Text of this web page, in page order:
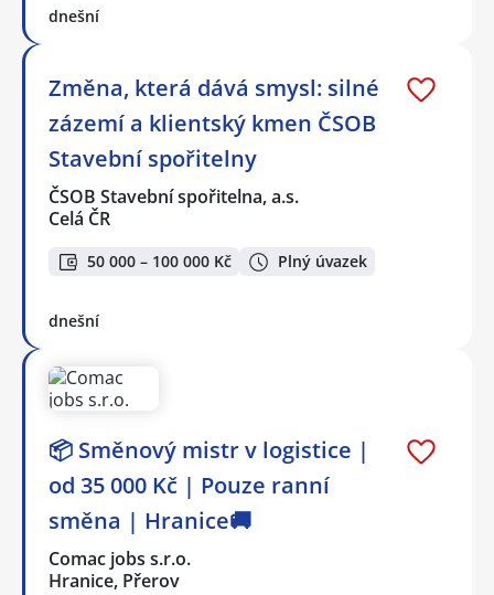
dnešní
Změna, která dává smysl: silné
zázemí a klientský kmen ČSOB
Stavební spořitelny
ČSOB Stavební spořitelna, a.s.
Celá ČR
50 000 – 100 000 Kč Plný úvazek
dnešní
📦 Směnový mistr v logistice |
od 35 000 Kč | Pouze ranní
směna | Hranice🚚
Comac jobs s.r.o.
Hranice, Přerov